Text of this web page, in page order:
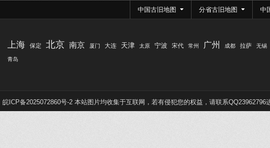
中国古旧地图 分省古旧地图 中
上海 保定 北京 南京 厦门 大连 天津 太原 宁波 宋代 常州 广州 成都 拉萨 无锡
青岛
皖ICP备2025072860号-2 本站图片均收集于互联网，若有侵犯您的权益，请联系QQ23962796